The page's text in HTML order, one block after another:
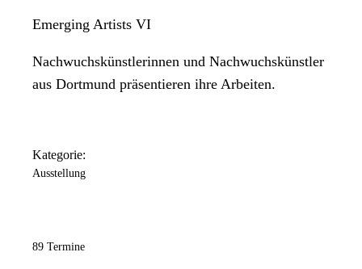
Emerging Artists VI
Nachwuchskünstlerinnen und Nachwuchskünstler
aus Dortmund präsentieren ihre Arbeiten.
Kategorie:
Ausstellung
89 Termine